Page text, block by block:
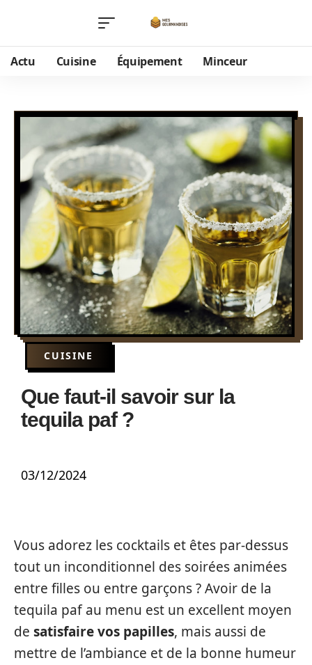
Actu Cuisine Équipement Minceur
CUISINE
Que faut-il savoir sur la
tequila paf ?
03/12/2024
Vous adorez les cocktails et êtes par-dessus
tout un inconditionnel des soirées animées
entre filles ou entre garçons ? Avoir de la
tequila paf au menu est un excellent moyen
de satisfaire vos papilles, mais aussi de
mettre de l’ambiance et de la bonne humeur